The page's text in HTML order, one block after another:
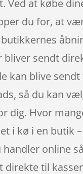
Ved at købe
du for, at
bliver sendt
kan blive
så du kan
dig. Hvor
i kø i en butik
handler online
direkte til